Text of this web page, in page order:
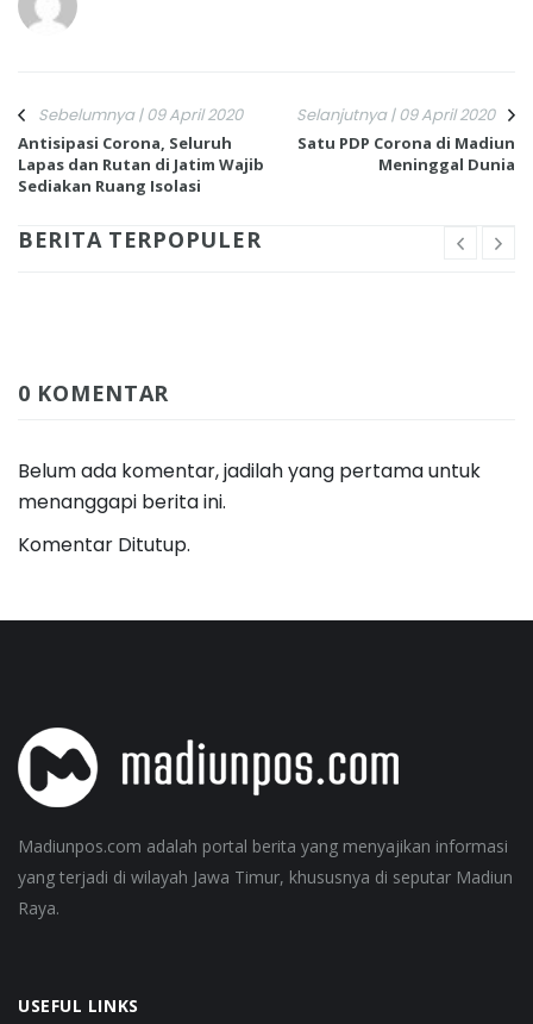
Sebelumnya | 09 April 2020
Antisipasi Corona, Seluruh
Lapas dan Rutan di Jatim Wajib
Sediakan Ruang Isolasi
Selanjutnya | 09 April 2020
Satu PDP Corona di Madiun
Meninggal Dunia
BERITA TERPOPULER
0 KOMENTAR
Belum ada komentar, jadilah yang pertama untuk
menanggapi berita ini.
Komentar Ditutup.
Madiunpos.com adalah portal berita yang menyajikan informasi
yang terjadi di wilayah Jawa Timur, khususnya di seputar Madiun
Raya.
USEFUL LINKS